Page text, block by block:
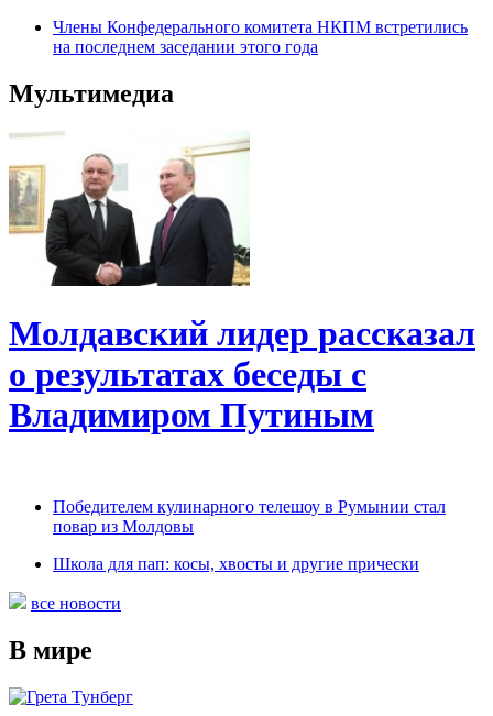
Члены Конфедерального комитета НКПМ встретились
на последнем заседании этого года
Мультимедиа
Молдавский лидер рассказал
о результатах беседы с
Владимиром Путиным
Победителем кулинарного телешоу в Румынии стал
повар из Молдовы
Школа для пап: косы, хвосты и другие прически
все новости
В мире